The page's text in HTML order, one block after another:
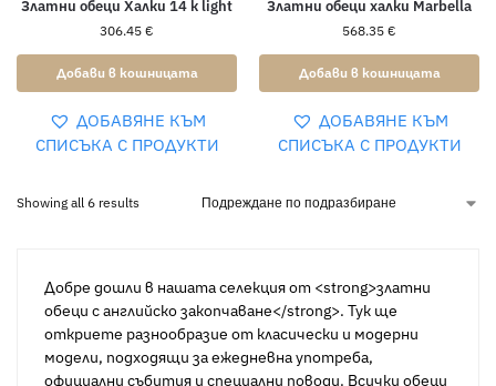
Златни обеци Халки 14 к light
306.45 €
Добави в кошницата
ДОБАВЯНЕ КЪМ
СПИСЪКА С ПРОДУКТИ
Златни обеци халки Marbella
568.35 €
Добави в кошницата
ДОБАВЯНЕ КЪМ
СПИСЪКА С ПРОДУКТИ
Showing all 6 results
Добре дошли в нашата селекция от <strong>златни
обеци с английско закопчаване</strong>. Тук ще
откриете разнообразие от класически и модерни
модели, подходящи за ежедневна употреба,
официални събития и специални поводи. Всички обеци